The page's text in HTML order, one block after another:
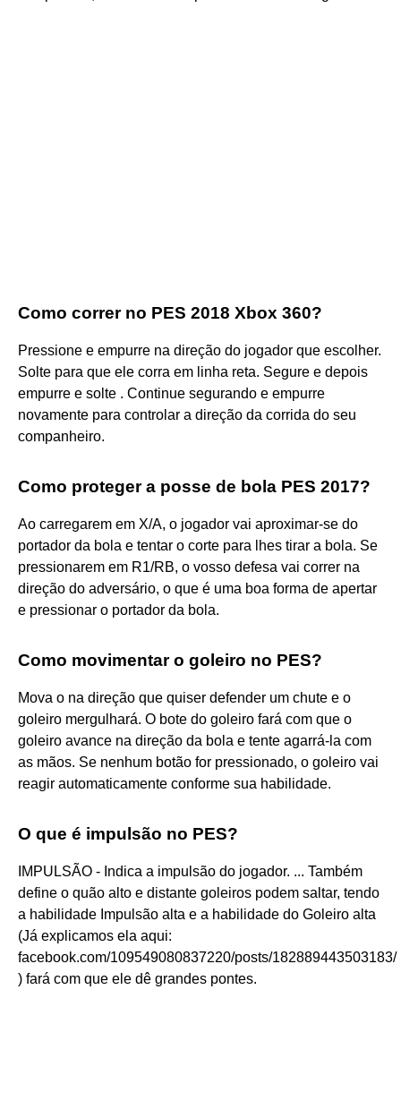
Como correr no PES 2018 Xbox 360?
Pressione e empurre na direção do jogador que escolher.
Solte para que ele corra em linha reta. Segure e depois
empurre e solte . Continue segurando e empurre
novamente para controlar a direção da corrida do seu
companheiro.
Como proteger a posse de bola PES 2017?
Ao carregarem em X/A, o jogador vai aproximar-se do
portador da bola e tentar o corte para lhes tirar a bola. Se
pressionarem em R1/RB, o vosso defesa vai correr na
direção do adversário, o que é uma boa forma de apertar
e pressionar o portador da bola.
Como movimentar o goleiro no PES?
Mova o na direção que quiser defender um chute e o
goleiro mergulhará. O bote do goleiro fará com que o
goleiro avance na direção da bola e tente agarrá-la com
as mãos. Se nenhum botão for pressionado, o goleiro vai
reagir automaticamente conforme sua habilidade.
O que é impulsão no PES?
IMPULSÃO - Indica a impulsão do jogador. ... Também
define o quão alto e distante goleiros podem saltar, tendo
a habilidade Impulsão alta e a habilidade do Goleiro alta
(Já explicamos ela aqui:
facebook.com/109549080837220/posts/182889443503183/
) fará com que ele dê grandes pontes.